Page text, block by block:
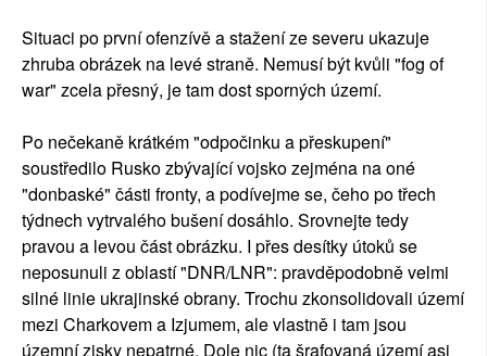
Situaci po první ofenzívě a stažení ze severu ukazuje
zhruba obrázek na levé straně. Nemusí být kvůli "fog of
war" zcela přesný, je tam dost sporných území.
Po nečekaně krátkém "odpočinku a přeskupení"
soustředilo Rusko zbývající vojsko zejména na oné
"donbaské" části fronty, a podívejme se, čeho po třech
týdnech vytrvalého bušení dosáhlo. Srovnejte tedy
pravou a levou část obrázku. I přes desítky útoků se
neposunuli z oblastí "DNR/LNR": pravděpodobně velmi
silné linie ukrajinské obrany. Trochu zkonsolidovali území
mezi Charkovem a Izjumem, ale vlastně i tam jsou
územní zisky nepatrné. Dole nic (ta šrafovaná území asi